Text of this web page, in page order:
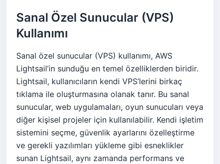
Sanal Özel Sunucular (VPS)
Kullanımı
Sanal özel sunucular (VPS) kullanımı, AWS
Lightsail’in sunduğu en temel özelliklerden biridir.
Lightsail, kullanıcıların kendi VPS’lerini birkaç
tıklama ile oluşturmasına olanak tanır. Bu sanal
sunucular, web uygulamaları, oyun sunucuları veya
diğer kişisel projeler için kullanılabilir. Kendi işletim
sistemini seçme, güvenlik ayarlarını özelleştirme
ve gerekli yazılımları yükleme gibi esneklikler
sunan Lightsail, aynı zamanda performans ve